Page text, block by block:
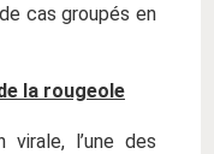
cas groupés en
la rougeole
l’une des